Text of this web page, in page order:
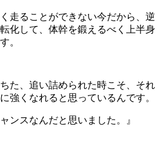
走ることができない今だから、逆
化して、体幹を鍛えるべく上半身
。
た、追い詰められた時こそ、それ
強くなれると思っているんです。
ンスなんだと思いました。』